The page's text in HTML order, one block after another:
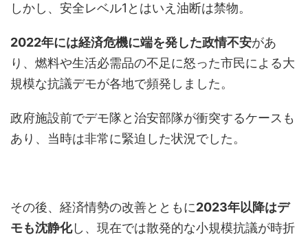
しかし、安全レベル1とはいえ油断は禁物。
2022年には経済危機に端を発した政情不安があ
り、燃料や生活必需品の不足に怒った市民による大
規模な抗議デモが各地で頻発しました。
政府施設前でデモ隊と治安部隊が衝突するケースも
あり、当時は非常に緊迫した状況でした。
その後、経済情勢の改善とともに2023年以降はデ
モも沈静化し、現在では散発的な小規模抗議が時折